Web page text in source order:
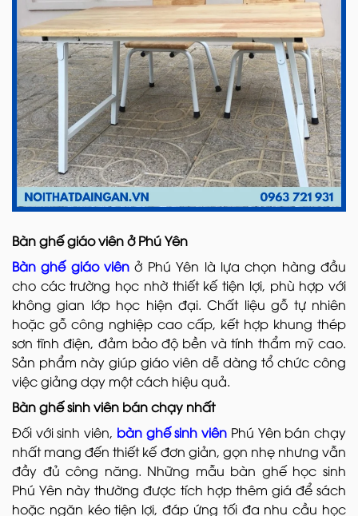
Bàn ghế giáo viên ở Phú Yên
Bàn ghế giáo viên ở Phú Yên là lựa chọn hàng đầu
cho các trường học nhờ thiết kế tiện lợi, phù hợp với
không gian lớp học hiện đại. Chất liệu gỗ tự nhiên
hoặc gỗ công nghiệp cao cấp, kết hợp khung thép
sơn tĩnh điện, đảm bảo độ bền và tính thẩm mỹ cao.
Sản phẩm này giúp giáo viên dễ dàng tổ chức công
việc giảng dạy một cách hiệu quả.
Bàn ghế sinh viên bán chạy nhất
Đối với sinh viên, bàn ghế sinh viên Phú Yên bán chạy
nhất mang đến thiết kế đơn giản, gọn nhẹ nhưng vẫn
đầy đủ công năng. Những mẫu bàn ghế học sinh
Phú Yên này thường được tích hợp thêm giá để sách
hoặc ngăn kéo tiện lợi, đáp ứng tối đa nhu cầu học